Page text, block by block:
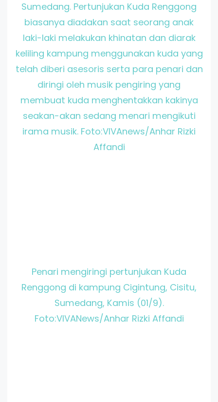
Sumedang. Pertunjukan Kuda Renggong
biasanya diadakan saat seorang anak
laki-laki melakukan khinatan dan diarak
keliling kampung menggunakan kuda yang
telah diberi asesoris serta para penari dan
diringi oleh musik pengiring yang
membuat kuda menghentakkan kakinya
seakan-akan sedang menari mengikuti
irama musik. Foto:VIVAnews/Anhar Rizki
Affandi
Penari mengiringi pertunjukan Kuda
Renggong di kampung Cigintung, Cisitu,
Sumedang, Kamis (01/9).
Foto:VIVANews/Anhar Rizki Affandi